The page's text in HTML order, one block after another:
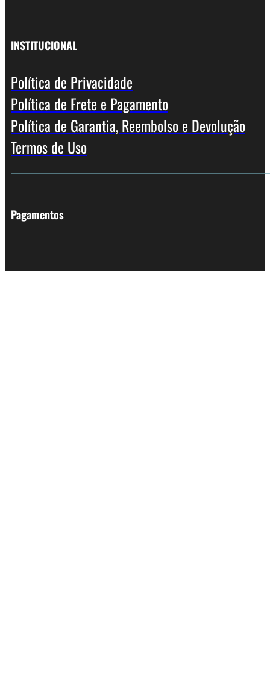
INSTITUCIONAL
Política de Privacidade
Política de Frete e Pagamento
Política de Garantia, Reembolso e Devolução
Termos de Uso
Pagamentos